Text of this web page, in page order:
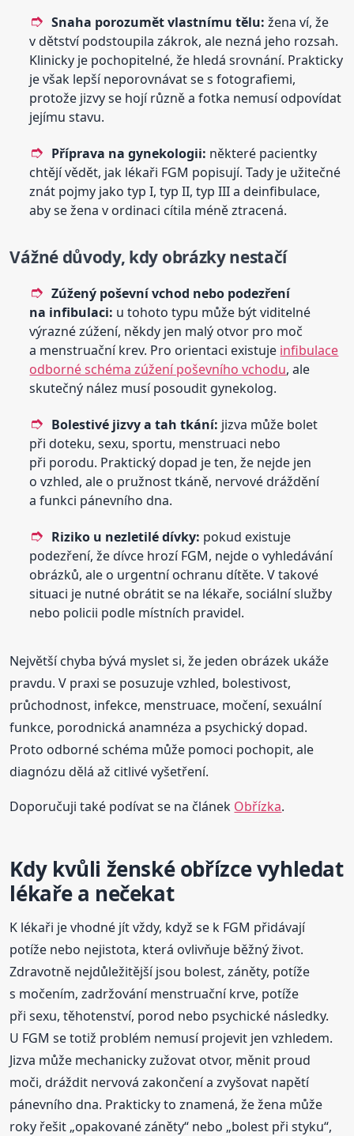
Snaha porozumět vlastnímu tělu: žena ví, že
v dětství podstoupila zákrok, ale nezná jeho rozsah.
Klinicky je pochopitelné, že hledá srovnání. Prakticky
je však lepší neporovnávat se s fotografiemi,
protože jizvy se hojí různě a fotka nemusí odpovídat
jejímu stavu.
Příprava na gynekologii: některé pacientky
chtějí vědět, jak lékaři FGM popisují. Tady je užitečné
znát pojmy jako typ I, typ II, typ III a deinfibulace,
aby se žena v ordinaci cítila méně ztracená.
Vážné důvody, kdy obrázky nestačí
Zúžený poševní vchod nebo podezření
na infibulaci: u tohoto typu může být viditelné
výrazné zúžení, někdy jen malý otvor pro moč
a menstruační krev. Pro orientaci existuje infibulace
odborné schéma zúžení poševního vchodu, ale
skutečný nález musí posoudit gynekolog.
Bolestivé jizvy a tah tkání: jizva může bolet
při doteku, sexu, sportu, menstruaci nebo
při porodu. Praktický dopad je ten, že nejde jen
o vzhled, ale o pružnost tkáně, nervové dráždění
a funkci pánevního dna.
Riziko u nezletilé dívky: pokud existuje
podezření, že dívce hrozí FGM, nejde o vyhledávání
obrázků, ale o urgentní ochranu dítěte. V takové
situaci je nutné obrátit se na lékaře, sociální služby
nebo policii podle místních pravidel.
Největší chyba bývá myslet si, že jeden obrázek ukáže
pravdu. V praxi se posuzuje vzhled, bolestivost,
průchodnost, infekce, menstruace, močení, sexuální
funkce, porodnická anamnéza a psychický dopad.
Proto odborné schéma může pomoci pochopit, ale
diagnózu dělá až citlivé vyšetření.
Doporučuji také podívat se na článek Obřízka.
Kdy kvůli ženské obřízce vyhledat
lékaře a nečekat
K lékaři je vhodné jít vždy, když se k FGM přidávají
potíže nebo nejistota, která ovlivňuje běžný život.
Zdravotně nejdůležitější jsou bolest, záněty, potíže
s močením, zadržování menstruační krve, potíže
při sexu, těhotenství, porod nebo psychické následky.
U FGM se totiž problém nemusí projevit jen vzhledem.
Jizva může mechanicky zužovat otvor, měnit proud
moči, dráždit nervová zakončení a zvyšovat napětí
pánevního dna. Prakticky to znamená, že žena může
roky řešit „opakované záněty“ nebo „bolest při styku“,